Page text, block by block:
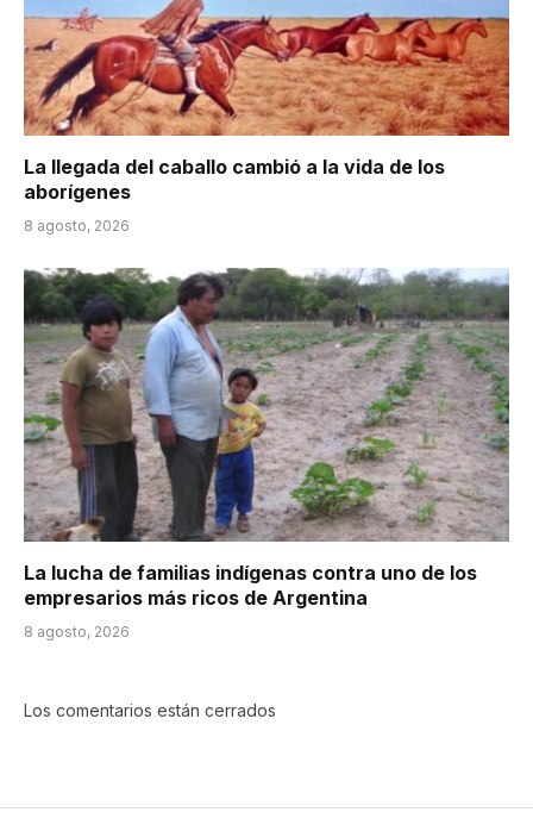
La llegada del caballo cambió a la vida de los
aborígenes
8 agosto, 2026
La lucha de familias indígenas contra uno de los
empresarios más ricos de Argentina
8 agosto, 2026
Los comentarios están cerrados